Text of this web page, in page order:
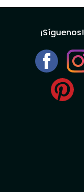
¡Síguenos!